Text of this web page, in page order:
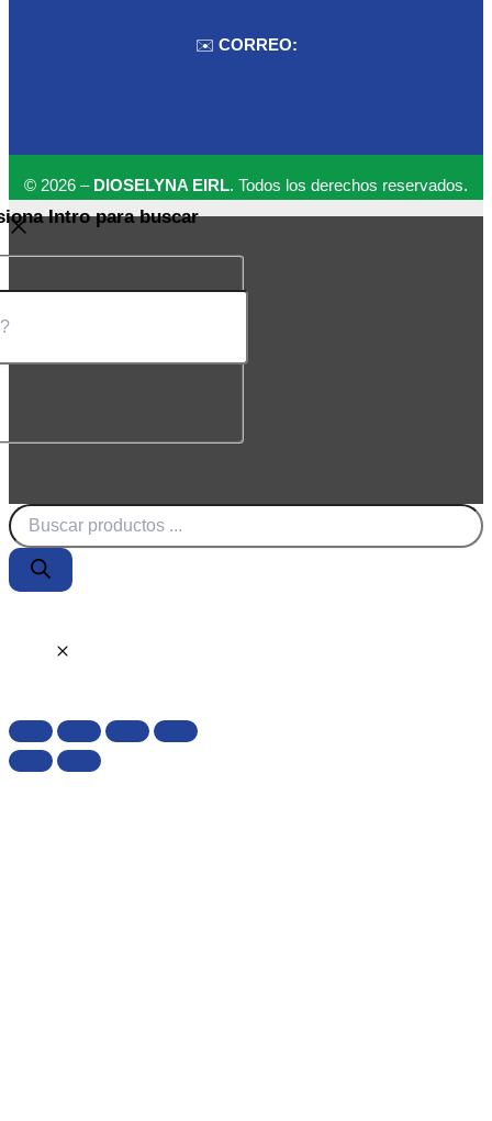
✉️ CORREO:
© 2026 – DIOSELYNA EIRL. Todos los derechos reservados.
Intro para buscar
Búsqueda
de
productos